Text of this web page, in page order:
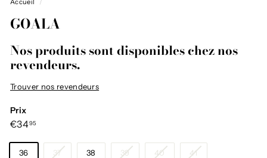
Accueil /
GOALA
Nos produits sont disponibles chez nos
revendeurs.
Trouver nos revendeurs
Prix
Prix
€3495
Taille
36 37 38 39 40 41